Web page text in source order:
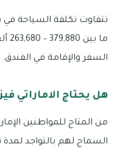
تتفاوت تكلفة السياحة في
السفر والإقامة في الفندق.
هل يحتاج الاماراتي
من المتاح للمواطنين
السماح لهم بالتواجد لمدة